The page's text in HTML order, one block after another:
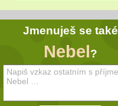
Jmenuješ se také
Nebel?